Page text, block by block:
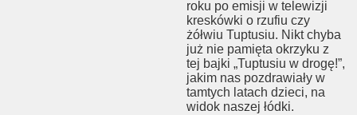
roku po emisji w telewizji
kreskówki o rzufiu czy
żółwiu Tuptusiu. Nikt chyba
już nie pamięta okrzyku z
tej bajki „Tuptusiu w drogę!”,
jakim nas pozdrawiały w
tamtych latach dzieci, na
widok naszej łódki.